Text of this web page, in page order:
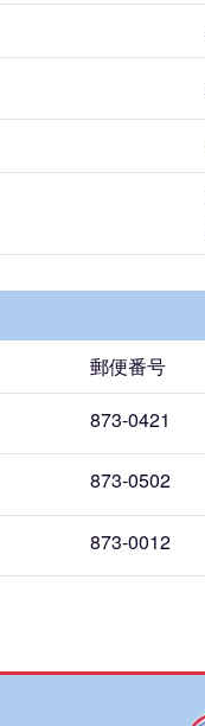
郵便番号
873-0421
873-0502
873-0012